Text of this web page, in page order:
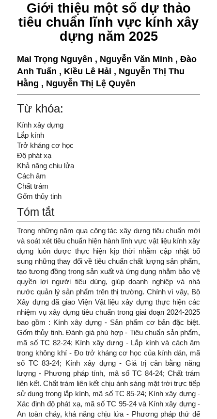
Giới thiệu một số dự thảo
tiêu chuẩn lĩnh vực kính xây
dựng năm 2025
Mai Trọng Nguyên , Nguyễn Văn Minh , Đào
Anh Tuấn , Kiều Lê Hải , Nguyễn Thị Thu
Hằng , Nguyễn Thị Lệ Quyên
Từ khóa:
Kính xây dựng
Lắp kính
Trở kháng cơ học
Độ phát xạ
Khả năng chịu lửa
Cách âm
Chất trám
Gốm thủy tinh
Tóm tắt
Trong những năm qua công tác xây dựng tiêu chuẩn mới
và soát xét tiêu chuẩn hiện hành lĩnh vực vật liệu kính xây
dựng luôn được thực hiện kịp thời nhằm cập nhật bổ
sung những thay đổi về tiêu chuẩn chất lượng sản phẩm,
tạo tương đồng trong sản xuất và ứng dụng nhằm bảo vệ
quyền lợi người tiêu dùng, giúp doanh nghiệp và nhà
nước quản lý sản phẩm trên thị trường. Chính vì vậy, Bộ
Xây dựng đã giao Viện Vật liệu xây dựng thực hiện các
nhiệm vụ xây dựng tiêu chuẩn trong giai đoạn 2024-2025
bao gồm : Kính xây dựng - Sản phẩm cơ bản đặc biệt.
Gốm thủy tinh. Đánh giá phù hợp - Tiêu chuẩn sản phẩm,
mã số TC 82-24; Kính xây dựng - Lắp kính và cách âm
trong không khí - Đo trở kháng cơ học của kính dán, mã
số TC 83-24; Kính xây dựng - Giá trị cân bằng năng
lượng - Phương pháp tính, mã số TC 84-24; Chất trám
liên kết. Chất trám liên kết chịu ánh sáng mặt trời trực tiếp
sử dụng trong lắp kính, mã số TC 85-24; Kính xây dựng -
Xác định độ phát xạ, mã số TC 95-24 và Kính xây dựng -
An toàn cháy, khả năng chịu lửa - Phương pháp thử để